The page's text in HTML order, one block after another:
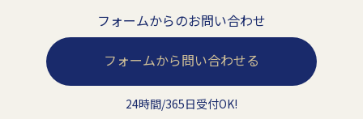
フォームからのお問い合わせ
フォームから問い合わせる
24時間/365日受付OK!